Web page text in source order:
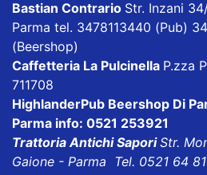
Bastian Contrario Str. Inzani
Parma tel. 3478113440 (Pub)
(Beershop)
Caffetteria La Pulcinella P.zza
711708
HighlanderPub Beershop Di
Parma info: 0521 253921
Trattoria Antichi SaporiStr.
Gaione - Parma Tel. 0521 64